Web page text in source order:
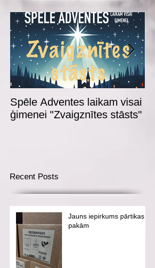
Spēle Adventes laikam visai
ģimenei "Zvaigznītes stāsts"
Recent Posts
Jauns iepirkums pārtikas
pakām